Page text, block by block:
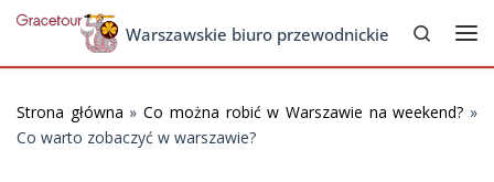
Skip to contentWarszawskie biuro przewodnickie
Search
Strona główna »Co można robić w Warszawie na weekend? »
Co warto zobaczyć w warszawie?